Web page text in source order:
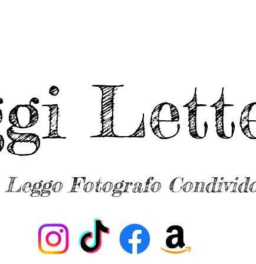
Leggo Fotografo